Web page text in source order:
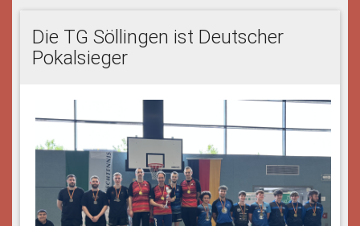
Die TG Söllingen ist Deutscher
Pokalsieger